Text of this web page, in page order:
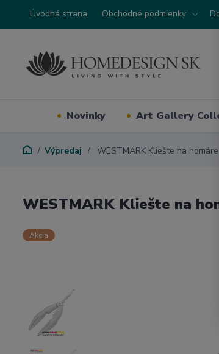
Úvodná strana Obchodné podmienky
Novinky Art Gallery
Výpredaj WESTMARK Kliešte na homáre
WESTMARK Kliešte na
Akcia